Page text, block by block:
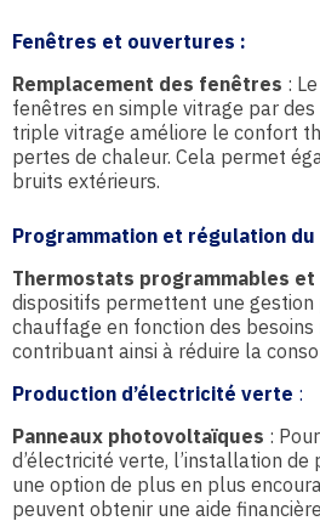
Fenêtres et ouvertures :
Remplacement des fenêtres :
fenêtres en simple vitrage par
triple vitrage améliore le confort
pertes de chaleur. Cela permet
bruits extérieurs.
Programmation et régulation
Thermostats programmables et
dispositifs permettent une gestion
chauffage en fonction des
contribuant ainsi à réduire la
Production d’électricité verte :
Panneaux photovoltaïques :
d’électricité verte, l’installation de
une option de plus en plus
peuvent obtenir une aide